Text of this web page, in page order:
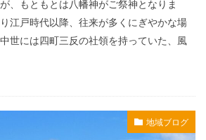
、もともとは八幡神がご祭神となりま
江戸時代以降、往来が多くにぎやかな場
世には四町三反の社領を持っていた、風
地域ブログ